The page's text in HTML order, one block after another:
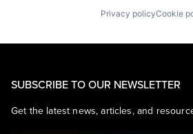
Privacy policyCookie
SUBSCRIBE TO OUR NEWSLETTER
Get the latest news, articles, and